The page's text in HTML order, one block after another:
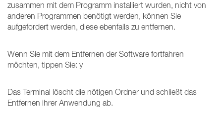
zusammen mit dem Programm installiert wurden, nicht von
anderen Programmen benötigt werden, können Sie
aufgefordert werden, diese ebenfalls zu entfernen.
Wenn Sie mit dem Entfernen der Software fortfahren
möchten, tippen Sie: y
Das Terminal löscht die nötigen Ordner und schließt das
Entfernen ihrer Anwendung ab.